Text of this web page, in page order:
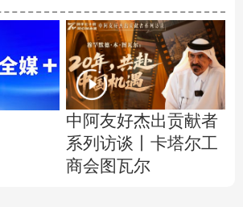
中阿友好杰出贡献者
系列访谈丨卡塔尔工
商会图瓦尔